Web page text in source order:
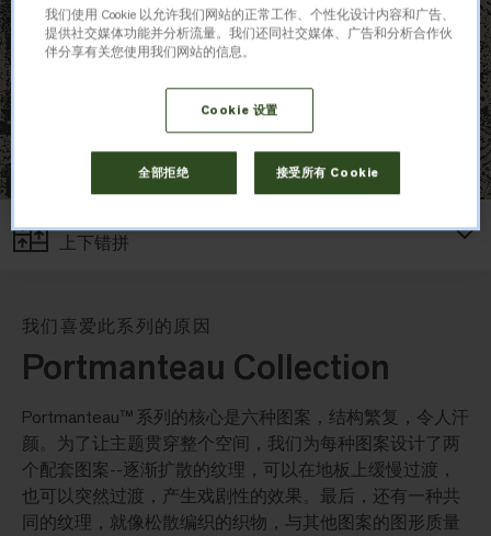
上下错拼
我们喜爱此系列的原因
Portmanteau Collection
Portmanteau™ 系列的核心是六种图案，结构繁复，令人汗
颜。为了让主题贯穿整个空间，我们为每种图案设计了两
个配套图案--逐渐扩散的纹理，可以在地板上缓慢过渡，
也可以突然过渡，产生戏剧性的效果。最后，还有一种共
同的纹理，就像松散编织的织物，与其他图案的图形质量
我们使用 Cookie 以允许我们网站的正常工作、个性化设计内容和广告、
提供社交媒体功能并分析流量。我们还同社交媒体、广告和分析合作伙
伴分享有关您使用我们网站的信息。
Cookie 设置
全部拒绝 接受所有 Cookie